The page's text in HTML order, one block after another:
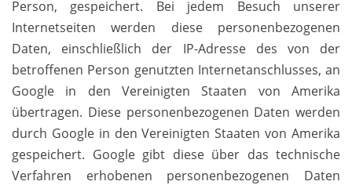
Person, gespeichert. Bei jedem Besuch unserer
Internetseiten werden diese personenbezogenen
Daten, einschließlich der IP-Adresse des von der
betroffenen Person genutzten Internetanschlusses, an
Google in den Vereinigten Staaten von Amerika
übertragen. Diese personenbezogenen Daten werden
durch Google in den Vereinigten Staaten von Amerika
gespeichert. Google gibt diese über das technische
Verfahren erhobenen personenbezogenen Daten